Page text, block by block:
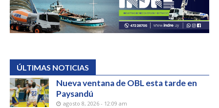
ÚLTIMAS NOTICIAS
Nueva ventana de OBL esta tarde en
Paysandú
agosto 8, 2026 - 12:09 am